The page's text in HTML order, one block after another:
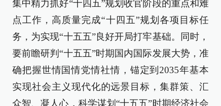
集中精力抓好“十四五”规划收官阶段的重点和难
点工作，高质量完成“十四五”规划各项目标任
务，为实现“十五五”良好开局打牢基础。同时，
要前瞻研判“十五五”时期国内国际发展大势，准
确把握世情国情党情社情，锚定到2035年基本
实现社会主义现代化的远景目标，集群策、汇
众智、凝人心，科学谋划“十五五”时期经济社会